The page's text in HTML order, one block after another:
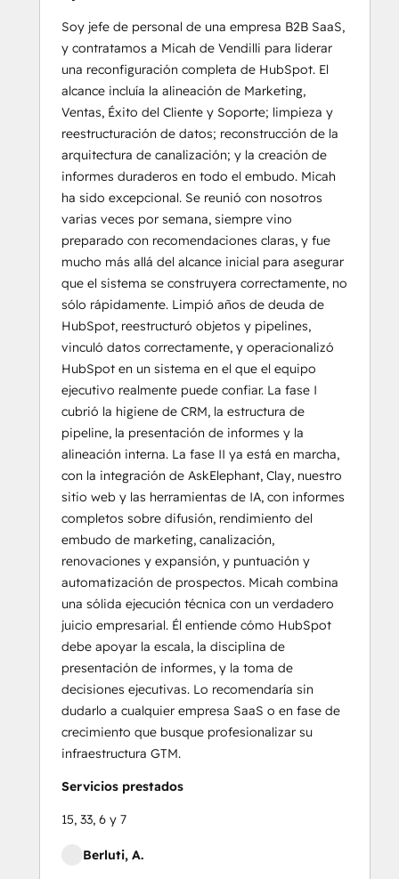
Soy jefe de personal de una empresa B2B SaaS,
y contratamos a Micah de Vendilli para liderar
una reconfiguración completa de HubSpot. El
alcance incluía la alineación de Marketing,
Ventas, Éxito del Cliente y Soporte; limpieza y
reestructuración de datos; reconstrucción de la
arquitectura de canalización; y la creación de
informes duraderos en todo el embudo. Micah
ha sido excepcional. Se reunió con nosotros
varias veces por semana, siempre vino
preparado con recomendaciones claras, y fue
mucho más allá del alcance inicial para asegurar
que el sistema se construyera correctamente, no
sólo rápidamente. Limpió años de deuda de
HubSpot, reestructuró objetos y pipelines,
vinculó datos correctamente, y operacionalizó
HubSpot en un sistema en el que el equipo
ejecutivo realmente puede confiar. La fase I
cubrió la higiene de CRM, la estructura de
pipeline, la presentación de informes y la
alineación interna. La fase II ya está en marcha,
con la integración de AskElephant, Clay, nuestro
sitio web y las herramientas de IA, con informes
completos sobre difusión, rendimiento del
embudo de marketing, canalización,
renovaciones y expansión, y puntuación y
automatización de prospectos. Micah combina
una sólida ejecución técnica con un verdadero
juicio empresarial. Él entiende cómo HubSpot
debe apoyar la escala, la disciplina de
presentación de informes, y la toma de
decisiones ejecutivas. Lo recomendaría sin
dudarlo a cualquier empresa SaaS o en fase de
crecimiento que busque profesionalizar su
infraestructura GTM.
Servicios prestados
15, 33, 6 y 7
Berluti, A.